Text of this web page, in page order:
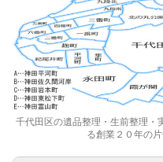
千代田区の遺品整理・生前整理・
る創業２０年の